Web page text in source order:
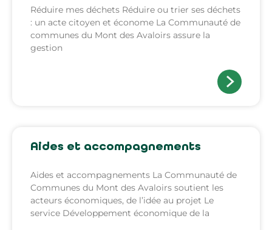
Réduire mes déchets Réduire ou trier ses déchets
: un acte citoyen et économe La Communauté de
communes du Mont des Avaloirs assure la
gestion
Aides et accompagnements
Aides et accompagnements La Communauté de
Communes du Mont des Avaloirs soutient les
acteurs économiques, de l’idée au projet Le
service Développement économique de la